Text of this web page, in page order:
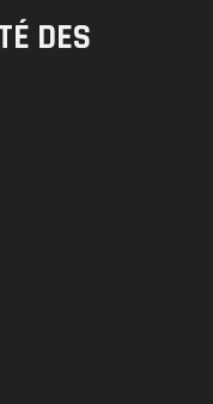
DES